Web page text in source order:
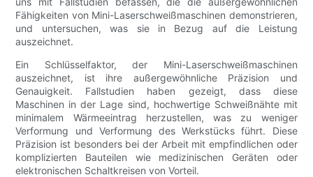
Fähigkeiten von Mini-Laserschweißmaschinen demonstrieren,
und untersuchen, was sie in Bezug auf die Leistung
auszeichnet.
Ein Schlüsselfaktor, der Mini-Laserschweißmaschinen
auszeichnet, ist ihre außergewöhnliche Präzision und
Genauigkeit. Fallstudien haben gezeigt, dass diese
Maschinen in der Lage sind, hochwertige Schweißnähte mit
minimalem Wärmeeintrag herzustellen, was zu weniger
Verformung und Verformung des Werkstücks führt. Diese
Präzision ist besonders bei der Arbeit mit empfindlichen oder
komplizierten Bauteilen wie medizinischen Geräten oder
elektronischen Schaltkreisen von Vorteil.